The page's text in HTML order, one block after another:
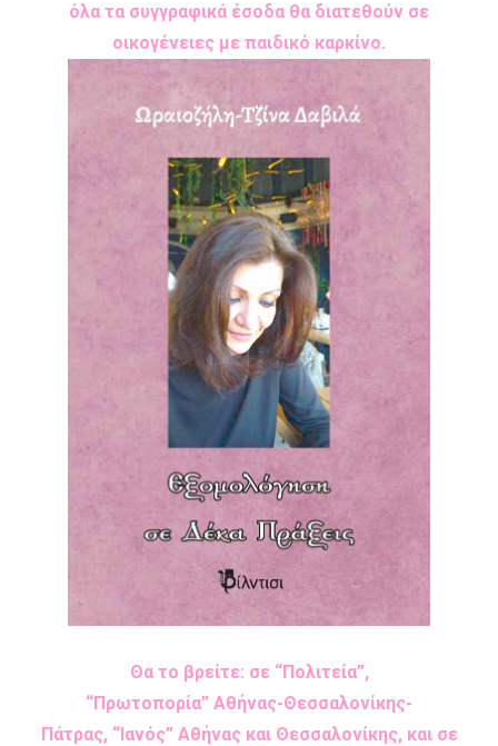
όλα τα συγγραφικά έσοδα θα διατεθούν σε
οικογένειες με παιδικό καρκίνο.
Θα το βρείτε: σε “Πολιτεία”,
“Πρωτοπορία” Αθήνας-Θεσσαλονίκης-
Πάτρας, “Ιανός” Αθήνας και Θεσσαλονίκης, και σε